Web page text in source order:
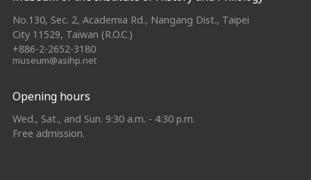
No.130, Sec. 2, Academia Rd., Nangang Dist., Taipei
City 11529, Taiwan (R.O.C.)
+886-2-2652-3180
museum@asihp.net
Opening hours
Wed., Sat., and Sun. 9:30 a.m. - 4:30 p.m.
Free admission.